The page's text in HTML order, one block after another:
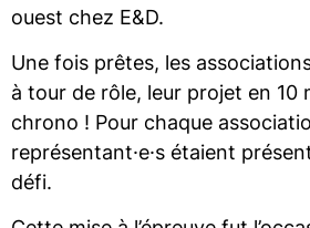
ouest chez E&D.
Une fois prêtes, les
à tour de rôle, leur projet en 10
chrono ! Pour chaque
représentant·e·s étaient
défi.